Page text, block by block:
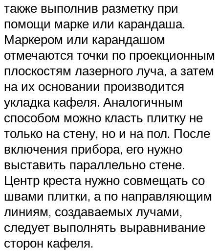
также выполнив разметку при
помощи марке или карандаша.
Маркером или карандашом
отмечаются точки по проекционным
плоскостям лазерного луча, а затем
на их основании производится
укладка кафеля. Аналогичным
способом можно класть плитку не
только на стену, но и на пол. После
включения прибора, его нужно
выставить параллельно стене.
Центр креста нужно совмещать со
швами плитки, а по направляющим
линиям, создаваемых лучами,
следует выполнять выравнивание
сторон кафеля.